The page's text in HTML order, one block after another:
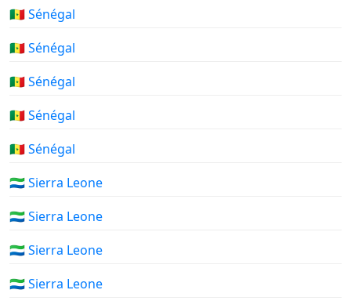
🇸🇳 Sénégal
🇸🇳 Sénégal
🇸🇳 Sénégal
🇸🇳 Sénégal
🇸🇳 Sénégal
🇸🇱 Sierra Leone
🇸🇱 Sierra Leone
🇸🇱 Sierra Leone
🇸🇱 Sierra Leone